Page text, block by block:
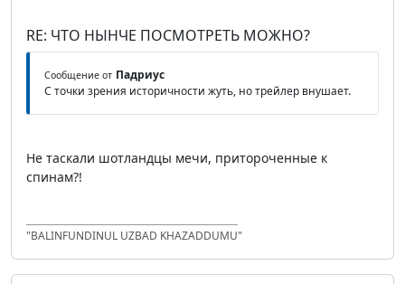
RE: ЧТО НЫНЧЕ ПОСМОТРЕТЬ МОЖНО?
Сообщение от Падриус
С точки зрения историчности жуть, но трейлер внушает.
Не таскали шотландцы мечи, притороченные к
спинам?!
"BALINFUNDINUL UZBAD KHAZADDUMU"